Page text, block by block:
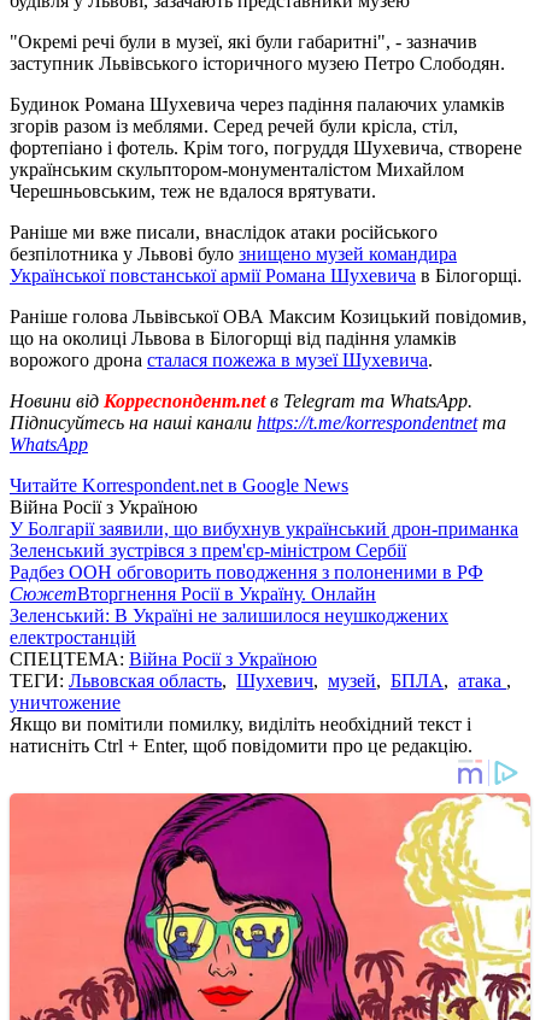
"Окремі речі були в музеї, які були габаритні", - зазначив
заступник Львівського історичного музею Петро Слободян.
Будинок Романа Шухевича через падіння палаючих уламків
згорів разом із меблями. Серед речей були крісла, стіл,
фортепіано і фотель. Крім того, погруддя Шухевича, створене
українським скульптором-монументалістом Михайлом
Черешньовським, теж не вдалося врятувати.
Раніше ми вже писали, внаслідок атаки російського
безпілотника у Львові було знищено музей командира
Української повстанської армії Романа Шухевича в Білогорщі.
Раніше голова Львівської ОВА Максим Козицький повідомив,
що на околиці Львова в Білогорщі від падіння уламків
ворожого дрона сталася пожежа в музеї Шухевича.
Новини від Корреспондент.netв Telegram та WhatsApp.
Підписуйтесь на наші канали https://t.me/korrespondentnetта
WhatsApp
Читайте Korrespondent.net в Google News
Війна Росії з Україною
У Болгарії заявили, що вибухнув український дрон-приманка
Зеленський зустрівся з прем'єр-міністром Сербії
Радбез ООН обговорить поводження з полоненими в РФ
СюжетВторгнення Росії в Україну. Онлайн
Зеленський: В Україні не залишилося неушкоджених
електростанцій
СПЕЦТЕМА: Війна Росії з Україною
ТЕГИ: Львовская область, Шухевич, музей, БПЛА, атака ,
уничтожение
Якщо ви помітили помилку, виділіть необхідний текст і
натисніть Ctrl + Enter, щоб повідомити про це редакцію.